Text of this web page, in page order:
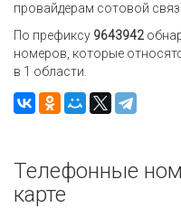
провайдерам сотовой
По префиксу 9643942
номеров, которые
в 1 области.
Телефонные
карте